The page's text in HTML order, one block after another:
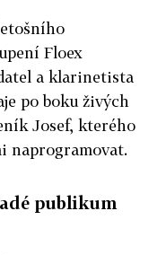
Floex
a klarinetista
po boku živých
Josef, kterého
naprogramovat.
publikum